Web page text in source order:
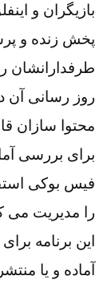
بازیگران و
پخش زنده و
طرفدارانشان
محتوا سازان
برای بررسی
فیس بوکی
را مدیریت می
این برنامه
آماده و یا